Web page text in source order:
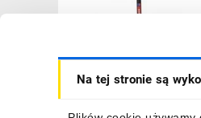
Na tej stronie są
Pisaki do opisywania
ręcznego odporne na